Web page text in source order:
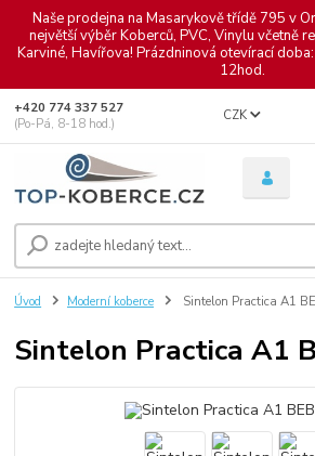
Naše prodejna na Masarykově třídě 795 v
největší výběr Koberců, PVC, Vinylu včetně
Karviné, Havířova! Prázdninová otevírací
12hod.
CZK
+420 774 337 527
(Po-Pá, 8-18 hod.)
Úvod Moderní koberce Sintelon Practica A1
Sintelon Practica A1